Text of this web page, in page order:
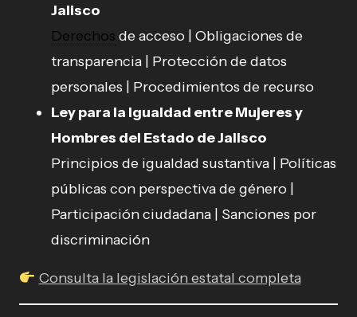
Jalisco
Derechos de acceso | Obligaciones de
transparencia | Protección de datos
personales | Procedimientos de recurso
Ley para la Igualdad entre Mujeres y
Hombres del Estado de Jalisco
Principios de igualdad sustantiva | Políticas
públicas con perspectiva de género |
Participación ciudadana | Sanciones por
discriminación
Consulta la legislación estatal completa